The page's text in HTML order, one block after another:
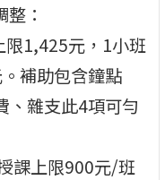
：
限1,425元，1小班
補助包含鐘點
、雜支此4項可勻
課上限900元/班